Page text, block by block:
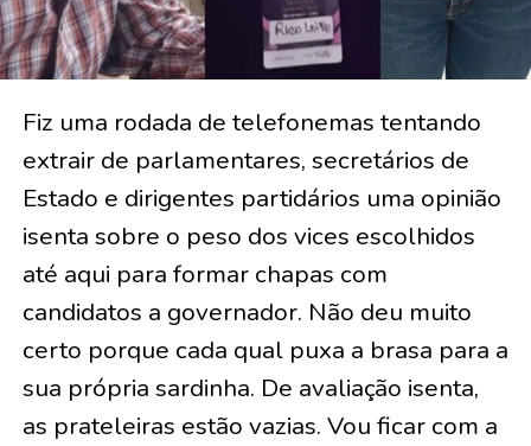
Fiz uma rodada de telefonemas tentando
extrair de parlamentares, secretários de
Estado e dirigentes partidários uma opinião
isenta sobre o peso dos vices escolhidos
até aqui para formar chapas com
candidatos a governador. Não deu muito
certo porque cada qual puxa a brasa para a
sua própria sardinha. De avaliação isenta,
as prateleiras estão vazias. Vou ficar com a